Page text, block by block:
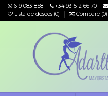
619 083 858 +34 93 512 66 70
Lista de deseos (0) Compare (0)